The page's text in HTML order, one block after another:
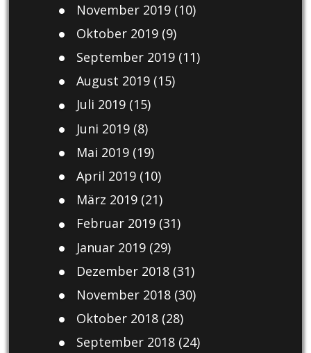
November 2019(10)
Oktober 2019(9)
September 2019(11)
August 2019(15)
Juli 2019(15)
Juni 2019(8)
Mai 2019(19)
April 2019(10)
März 2019(21)
Februar 2019(31)
Januar 2019(29)
Dezember 2018(31)
November 2018(30)
Oktober 2018(28)
September 2018(24)